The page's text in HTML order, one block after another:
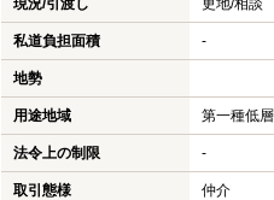
私道負担面積 -
地勢
用途地域 第一種低
法令上の制限 -
取引態様 仲介